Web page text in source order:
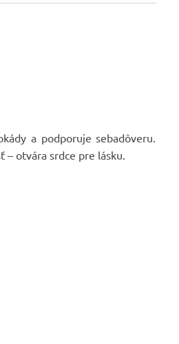
a podporuje sebadôveru.
– otvára srdce pre lásku.